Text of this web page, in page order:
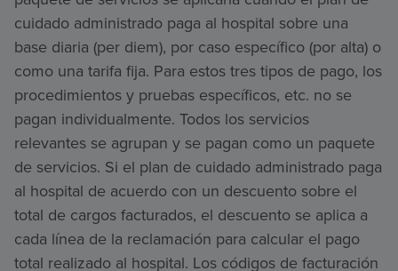
cuidado administrado paga al hospital sobre una
base diaria (per diem), por caso específico (por alta) o
como una tarifa fija. Para estos tres tipos de pago, los
procedimientos y pruebas específicos, etc. no se
pagan individualmente. Todos los servicios
relevantes se agrupan y se pagan como un paquete
de servicios. Si el plan de cuidado administrado paga
al hospital de acuerdo con un descuento sobre el
total de cargos facturados, el descuento se aplica a
cada línea de la reclamación para calcular el pago
total realizado al hospital. Los códigos de facturación